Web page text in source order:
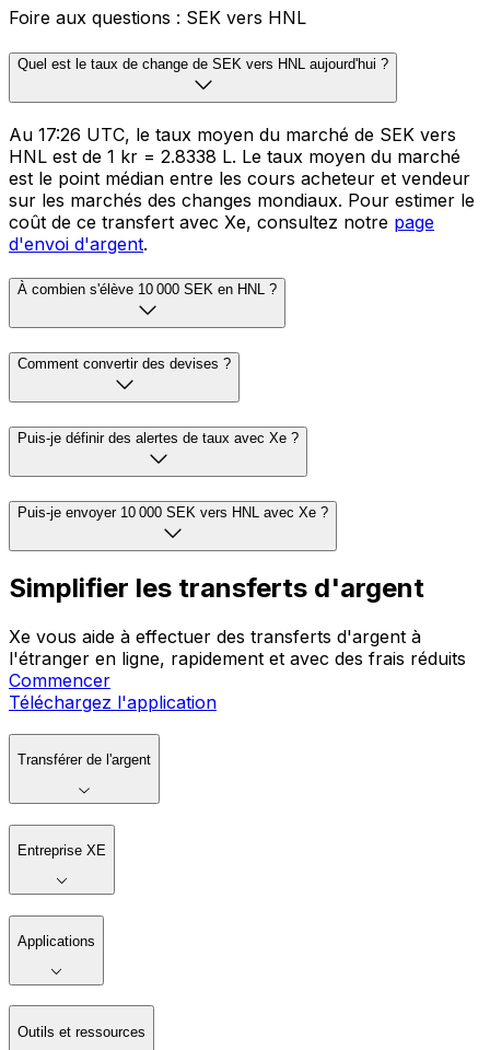
Foire aux questions : SEK vers HNL
Quel est le taux de change de SEK vers HNL aujourd'hui ?
Au 17:26 UTC, le taux moyen du marché de SEK vers
HNL est de 1 kr = 2.8338 L. Le taux moyen du marché
est le point médian entre les cours acheteur et vendeur
sur les marchés des changes mondiaux. Pour estimer le
coût de ce transfert avec Xe, consultez notre page
d'envoi d'argent.
À combien s'élève 10 000 SEK en HNL ?
Comment convertir des devises ?
Puis-je définir des alertes de taux avec Xe ?
Puis-je envoyer 10 000 SEK vers HNL avec Xe ?
Simplifier les transferts d'argent
Xe vous aide à effectuer des transferts d'argent à
l'étranger en ligne, rapidement et avec des frais réduits
Commencer
Téléchargez l'application
Transférer de l'argent
Entreprise XE
Applications
Outils et ressources